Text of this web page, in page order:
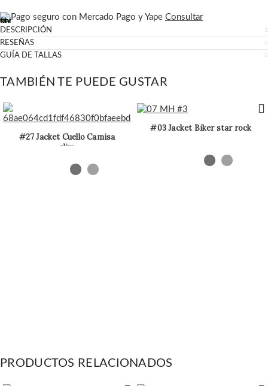
Pago seguro con Mercado Pago y Yape Consultar
DESCRIPCIÓN
RESEÑAS
GUÍA DE TALLAS
TAMBIÉN TE PUEDE GUSTAR
#27 Jacket Cuello Camisa
slim
#03 Jacket Biker star rock
PRODUCTOS RELACIONADOS